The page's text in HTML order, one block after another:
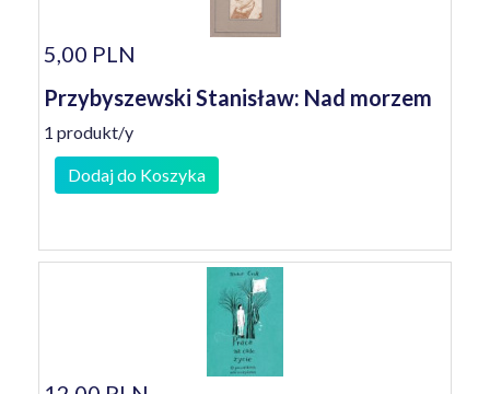
5,00 PLN
Przybyszewski Stanisław: Nad morzem
1 produkt/y
Dodaj do Koszyka